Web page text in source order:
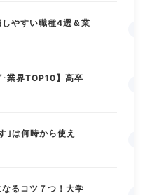
やすい職種4選＆業
･業界TOP10】高卒
｣は何時から使え
るコツ７つ！大学